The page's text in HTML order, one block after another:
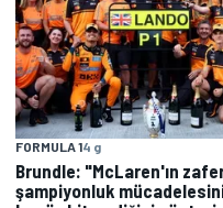
FORMULA 14 g
Brundle: "McLaren'ın
şampiyonluk